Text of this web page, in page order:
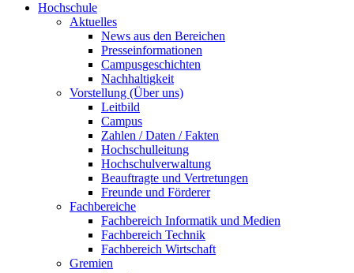
Hochschule
Aktuelles
News aus den Bereichen
Presseinformationen
Campusgeschichten
Nachhaltigkeit
Vorstellung (Über uns)
Leitbild
Campus
Zahlen / Daten / Fakten
Hochschulleitung
Hochschulverwaltung
Beauftragte und Vertretungen
Freunde und Förderer
Fachbereiche
Fachbereich Informatik und Medien
Fachbereich Technik
Fachbereich Wirtschaft
Gremien